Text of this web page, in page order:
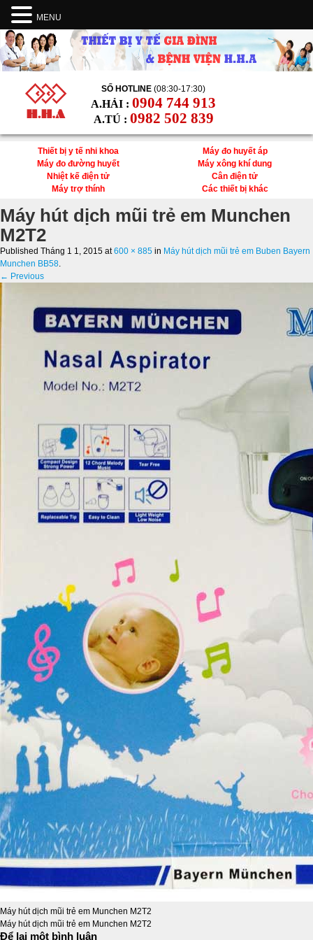
SỐ HOTLINE (08:30-17:30)
A.HẢI : 0904 744 913
A.TÚ : 0982 502 839
Thiết bị y tế nhi khoa
Máy đo huyết áp
Máy đo đường huyết
Máy xông khí dung
Nhiệt kế điện tử
Cân điện tử
Máy trợ thính
Các thiết bị khác
Máy hút dịch mũi trẻ em Munchen
M2T2
Published Tháng 1 1, 2015 at600 × 885 in Máy hút dịch mũi trẻ em Buben Bayern
Munchen BB58.
← Previous
Máy hút dịch mũi trẻ em Munchen M2T2
Máy hút dịch mũi trẻ em Munchen M2T2
Để lại một bình luận
MENU